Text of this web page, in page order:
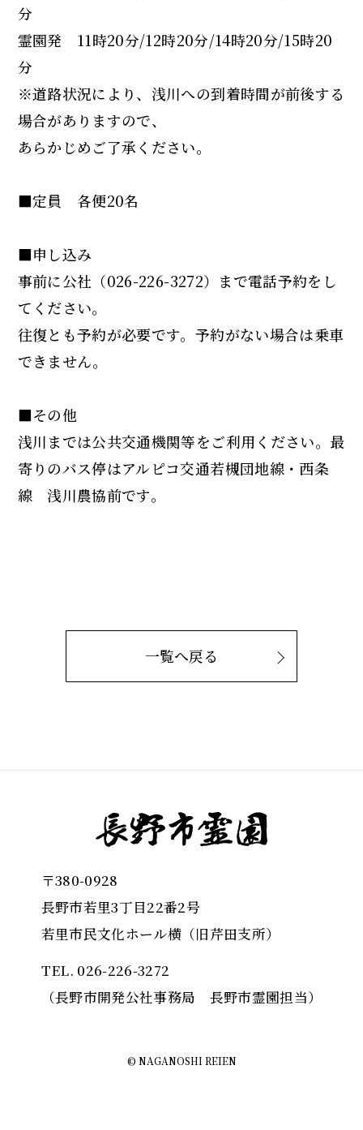
分
霊園発 11時20分/12時20分/14時20分/15時20
分
※道路状況により、浅川への到着時間が前後する
場合がありますので、
あらかじめご了承ください。
■定員 各便20名
■申し込み
事前に公社（026-226-3272）まで電話予約をし
てください。
往復とも予約が必要です。予約がない場合は乗車
できません。
■その他
浅川までは公共交通機関等をご利用ください。最
寄りのバス停はアルピコ交通若槻団地線・西条
線 浅川農協前です。
一覧へ戻る
〒380-0928
長野市若里3丁目22番2号
若里市民文化ホール横（旧芹田支所）
TEL. 026-226-3272
（長野市開発公社事務局 長野市霊園担当）
© NAGANOSHI REIEN